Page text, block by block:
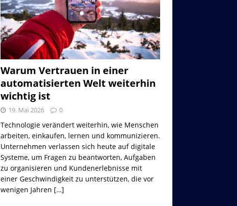
Warum Vertrauen in einer
automatisierten Welt weiterhin
wichtig ist
19. Mai 2026 0
Technologie verändert weiterhin, wie Menschen
arbeiten, einkaufen, lernen und kommunizieren.
Unternehmen verlassen sich heute auf digitale
Systeme, um Fragen zu beantworten, Aufgaben
zu organisieren und Kundenerlebnisse mit
einer Geschwindigkeit zu unterstützen, die vor
wenigen Jahren […]